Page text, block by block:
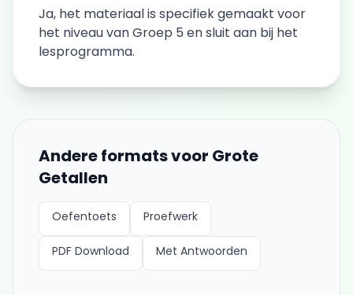
Ja, het materiaal is specifiek gemaakt voor
het niveau vanGroep 5 en sluit aan bij het
lesprogramma.
Andere formats voor Grote
Getallen
Oefentoets Proefwerk
PDF Download Met Antwoorden